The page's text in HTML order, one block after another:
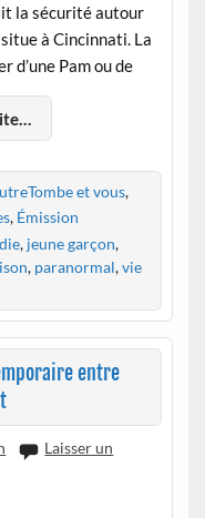
la sécurité autour
à Cincinnati. La
d’une Pam ou de
et vous,
, Émission
, jeune garçon,
, paranormal,vie
entre
Laisser un